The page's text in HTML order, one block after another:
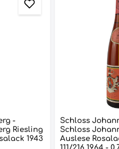
-
Riesling
1943
Schloss
Schloss
Auslese